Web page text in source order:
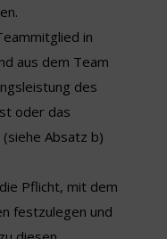
in
aus dem Team
des
oder das
Absatz b)
Pflicht, mit dem
festzulegen und